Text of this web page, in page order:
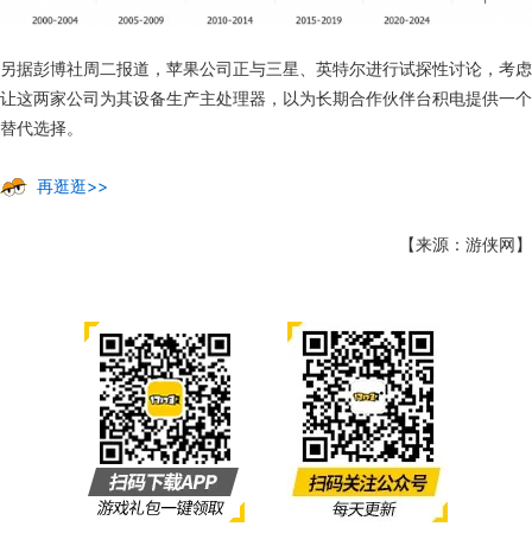
另据彭博社周二报道，苹果公司正与三星、英特尔进行试探性讨论，考虑
让这两家公司为其设备生产主处理器，以为长期合作伙伴台积电提供一个
替代选择。
再逛逛>>
【来源：游侠网】